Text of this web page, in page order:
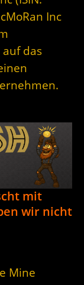
Inc
das
mit
wir nicht
Mine